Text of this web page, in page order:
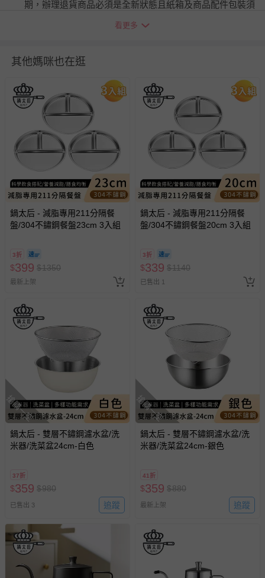
期，辦理退貨商品必須是全新狀態且紙箱及商品配件包裝須
為人工丈量略有1~3公分內誤差，請以實品為主。 3.網頁商
請以實品顏色為準。 4.商品圖為情境示意圖,本商品內容不
請放置於通風乾燥處，遠離過於潮濕地方 7. 請勿使用於微
波爐。
退換貨須知
您所購買的商品享有7天的鑑賞期／猶豫期權益，但此期間
並非試用期，您所退回的商品必須是未經使用的全新狀態，
包含完整包裝、配件、說明文件及贈品等。
如需退換貨，請於收到商品7天（含例假日內提出），如為
瑕疵退換貨所產生的運費，將由媽咪愛負責處理，若非瑕疵
退貨，您可至『查詢訂單』>『已出貨』中查詢該筆訂單，
並點選『我要退貨』即可進行申請。若有相關退貨問題，請
與服務，謝謝。
針對滿件折/滿額贈…等活動，如因部份退貨，而該訂單保
回。
部分商品依據消費者保護法的規定，不適用七天鑑賞期/猶
豫期範圍：
易於腐敗、保存期限較短或解約時即將逾期（例如生鮮
客製化商品（例如客製生日書、姓名貼等）。
報紙、期刊或雜誌（惟書籍如經拆封、使用，則酌收整
新費用）。
經消費者拆封之影音商品或電腦軟體（例如 DVD、CD
非以有形媒介提供之數位內容或一經提供即為完成之線
上服務，經消費者事先同意始提供（例如線上課程、遊
戲或活動點數等）。
-個人衛生用品（例如尿布、貼身衣物、泳裝、襪子、地
墊、寢具類等）。
-新生兒親膚衣物（嬰幼兒包巾與背巾、包屁衣、學習
褲、紗布衣等）。
看更多
其他媽咪也在逛
鍋太后 - 減脂專用211分隔餐
盤/304不鏽鋼餐盤23cm 3入組
3折
$399 $1350
最新上架
鍋太后 - 減脂專用211分隔餐
盤/304不鏽鋼餐盤20cm 3入組
3折
$339 $1140
已售出 1
搶購一空
鍋太后 - 雙層不鏽鋼濾水盆/洗
米器/洗菜盆24cm-白色
37折
$359 $980
已售出 3 追蹤
搶購一空
鍋太后 - 雙層不鏽鋼濾水盆/洗
米器/洗菜盆24cm-銀色
41折
$359 $880
最新上架 追蹤